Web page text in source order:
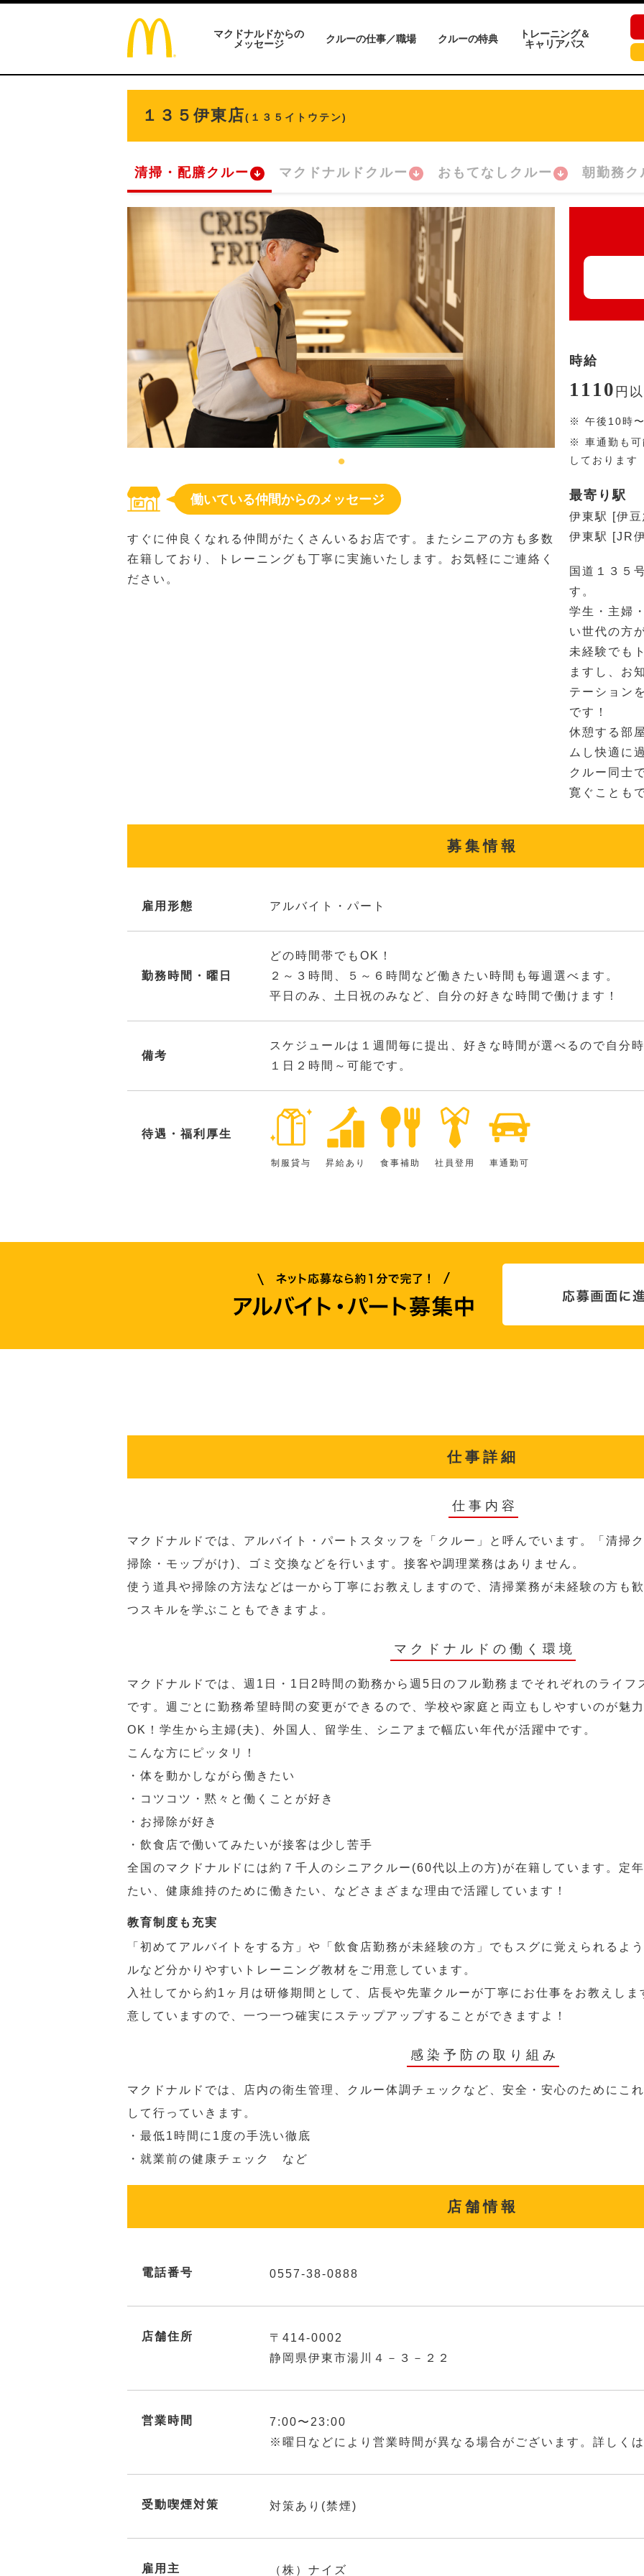
マクドナルドからの
メッセージ
クルーの仕事／職場 クルーの特典
トレーニング＆
キャリアパス
１３５伊東店(１３５イトウテン)
清掃・配膳クルー マクドナルドクルー おもてなしクルー 朝勤務ク
働いている仲間からのメッセージ
すぐに仲良くなれる仲間がたくさんいるお店です。またシニアの方も多数
在籍しており、トレーニングも丁寧に実施いたします。お気軽にご連絡く
ださい。
時給
1110 円
※ 午後10時
※ 車通勤も
しております
最寄り駅
伊東駅 [伊豆
伊東駅 [JR
国道１３５
す。
学生・主婦
い世代の方
未経験でも
ますし、お
テーション
です！
休憩する部
ムし快適に
クルー同士
寛ぐことも
募集情報
雇用形態 アルバイト・パート
勤務時間・曜日
どの時間帯でもOK！
２～３時間、５～６時間など働きたい時間も毎週選べます。
平日のみ、土日祝のみなど、自分の好きな時間で働けます！
備考
スケジュールは１週間毎に提出、好きな時間が選べるので自分
１日２時間～可能です。
待遇・福利厚生
制服貸与 昇給あり 食事補助 社員登用 車通勤可
仕事詳細
仕事内容
マクドナルドでは、アルバイト・パートスタッフを「クルー」と呼んでいます。「清掃
掃除・モップがけ)、ゴミ交換などを行います。接客や調理業務はありません。
使う道具や掃除の方法などは一から丁寧にお教えしますので、清掃業務が未経験の方も
つスキルを学ぶこともできますよ。
マクドナルドの働く環境
マクドナルドでは、週1日・1日2時間の勤務から週5日のフル勤務までそれぞれのライフ
です。週ごとに勤務希望時間の変更ができるので、学校や家庭と両立もしやすいのが魅
OK！学生から主婦(夫)、外国人、留学生、シニアまで幅広い年代が活躍中です。
こんな方にピッタリ！
・体を動かしながら働きたい
・コツコツ・黙々と働くことが好き
・お掃除が好き
・飲食店で働いてみたいが接客は少し苦手
全国のマクドナルドには約７千人のシニアクルー(60代以上の方)が在籍しています。定
たい、健康維持のために働きたい、などさまざまな理由で活躍しています！
教育制度も充実
「初めてアルバイトをする方」や「飲食店勤務が未経験の方」でもスグに覚えられるよ
ルなど分かりやすいトレーニング教材をご用意しています。
入社してから約1ヶ月は研修期間として、店長や先輩クルーが丁寧にお仕事をお教えし
意していますので、一つ一つ確実にステップアップすることができますよ！
感染予防の取り組み
マクドナルドでは、店内の衛生管理、クルー体調チェックなど、安全・安心のためにこ
して行っていきます。
・最低1時間に1度の手洗い徹底
・就業前の健康チェック など
店舗情報
電話番号 0557-38-0888
店舗住所
〒414-0002
静岡県伊東市湯川４－３－２２
営業時間
7:00〜23:00
※曜日などにより営業時間が異なる場合がございます。詳しく
受動喫煙対策 対策あり(禁煙)
雇用主 （株）ナイズ